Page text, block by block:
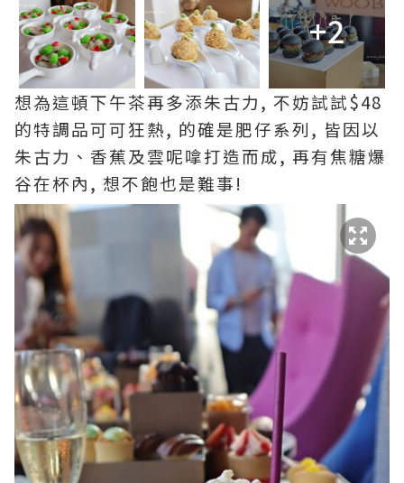
+2
想為這頓下午茶再多添朱古力, 不妨試試$48
的特調品可可狂熱, 的確是肥仔系列, 皆因以
朱古力、香蕉及雲呢嗱打造而成, 再有焦糖爆
谷在杯內, 想不飽也是難事!